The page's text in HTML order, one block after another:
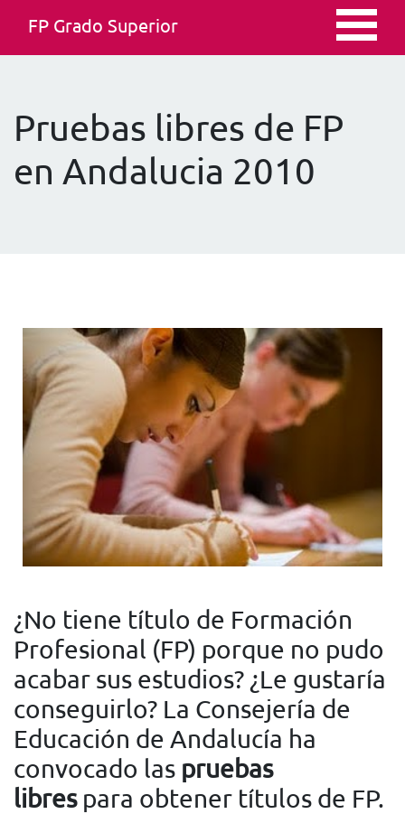
FP Grado Superior
Pruebas libres de FP
en Andalucia 2010
¿No tiene título de Formación
Profesional (FP) porque no pudo
acabar sus estudios? ¿Le gustaría
conseguirlo? La Consejería de
Educación de Andalucía ha
convocado las pruebas
librespara obtener títulos de FP.